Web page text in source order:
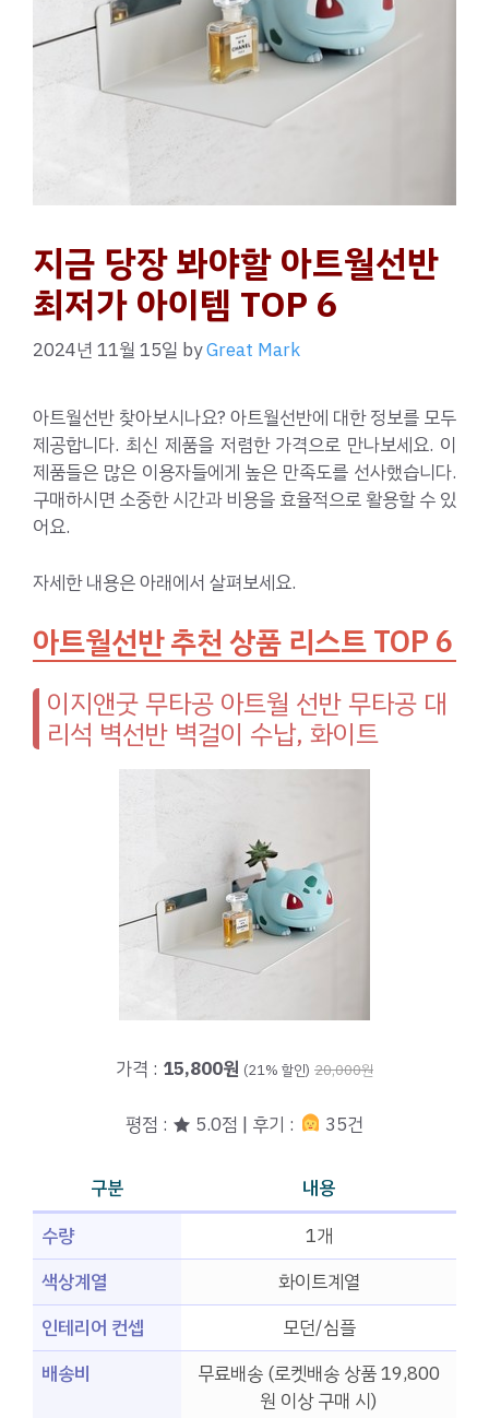
지금 당장 봐야할 아트월선반
최저가 아이템 TOP 6
2024년 11월 15일 byGreat Mark
아트월선반 찾아보시나요? 아트월선반에 대한 정보를 모두
제공합니다. 최신 제품을 저렴한 가격으로 만나보세요. 이
제품들은 많은 이용자들에게 높은 만족도를 선사했습니다.
구매하시면 소중한 시간과 비용을 효율적으로 활용할 수 있
어요.
자세한 내용은 아래에서 살펴보세요.
아트월선반 추천 상품 리스트 TOP 6
이지앤굿 무타공 아트월 선반 무타공 대
리석 벽선반 벽걸이 수납, 화이트
가격 : 15,800원 (21% 할인) 20,000원
평점 : ★ 5.0점 | 후기 : 35건
구분
내용
수량
1개
색상계열
화이트계열
인테리어 컨셉
모던/심플
배송비
무료배송 (로켓배송 상품 19,800
원 이상 구매 시)